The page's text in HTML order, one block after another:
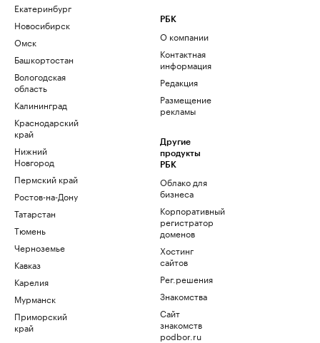
Екатеринбург
Новосибирск
Омск
Башкортостан
Вологодская
область
Калининград
Краснодарский
край
Нижний
Новгород
Пермский край
Ростов-на-Дону
Татарстан
Тюмень
Черноземье
Кавказ
Карелия
Мурманск
Приморский
край
РБК
О компании
Контактная
информация
Редакция
Размещение
рекламы
Другие
продукты
РБК
Облако для
бизнеса
Корпоративный
регистратор
доменов
Хостинг
сайтов
Рег.решения
Знакомства
Сайт
знакомств
podbor.ru